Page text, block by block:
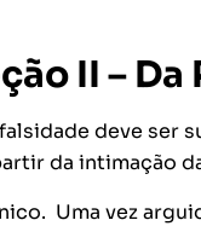
II –
deve ser
da intimação
Uma vez